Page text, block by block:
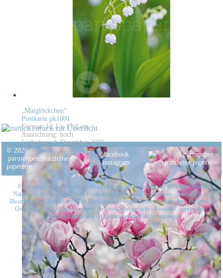
„Maiglöckchen“
Postkarte pk1001
Format: 12,1 x 17,2 cm
Ausrichtung: hoch
Lieferbar: ab Dezember 2026
zurück zur Übersicht
© 2026
paruspaper. nutzfeine
papeterie
facebook
instagram
Postkarten mit Naturmotiven - Doppelkarten mit Naturmotiven- Midikarten mit
Naturmotiven - Schwarz-Weiß-Postkarten mit historischen Motiven- Postkarten mit
Illustrationen - Doppelkarten mit Illustrationen-Postkartensets-Kalender-Papeterie -
Online-Katalog-Handelsvertreter für Postkarten gesucht - Kontakt-Impressum-
Datenschutzerklärung - Allgemeine Geschäftsbedingungen